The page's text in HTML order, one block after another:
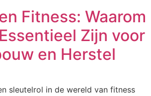
Fitness: Waarom
Zijn voor
en Herstel
sleutelrol in de wereld van fitness